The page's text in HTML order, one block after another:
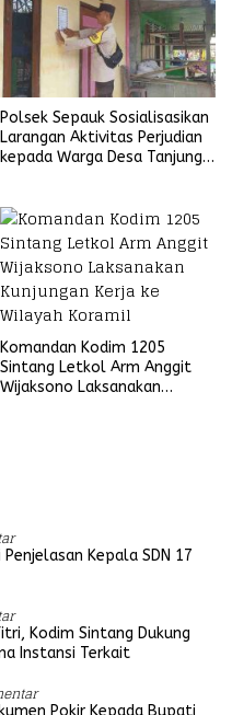
Polsek Sepauk Sosialisasikan
Larangan Aktivitas Perjudian
kepada Warga Desa Tanjung
Komandan Kodim 1205
Sintang Letkol Arm Anggit
Wijaksono Laksanakan
Kepala SDN 17
Kodim Sintang Dukung
Instansi Terkait
Pokir Kepada Bupati